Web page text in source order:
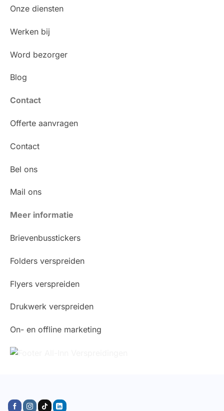
Onze diensten
Werken bij
Word bezorger
Blog
Contact
Offerte aanvragen
Contact
Bel ons
Mail ons
Meer informatie
Brievenbusstickers
Folders verspreiden
Flyers verspreiden
Drukwerk verspreiden
On- en offline marketing